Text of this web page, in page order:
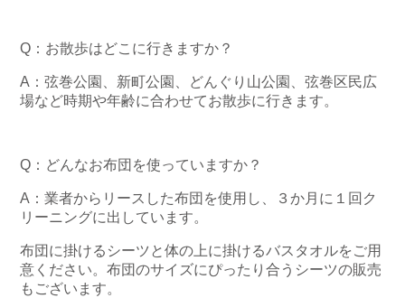
Q：お散歩はどこに行きますか？
A：弦巻公園、新町公園、どんぐり山公園、弦巻区民広
場など時期や年齢に合わせてお散歩に行きます。
Q：どんなお布団を使っていますか？
A：業者からリースした布団を使用し、３か月に１回ク
リーニングに出しています。
布団に掛けるシーツと体の上に掛けるバスタオルをご用
意ください。布団のサイズにぴったり合うシーツの販売
もございます。